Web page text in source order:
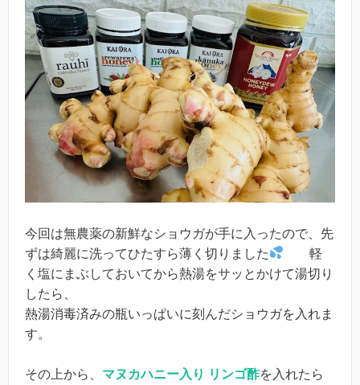
今回は無農薬の新鮮なショウガが手に入ったので、先
ずは綺麗に洗ってひたすら薄く切りました
軽
く塩にまぶしておいてから熱湯をサッとかけて湯切り
したら、
熱湯消毒済みの瓶いっぱいに刻んだショウガを入れま
す。
その上から、 マヌカハニー入り リンゴ酢を入れたら